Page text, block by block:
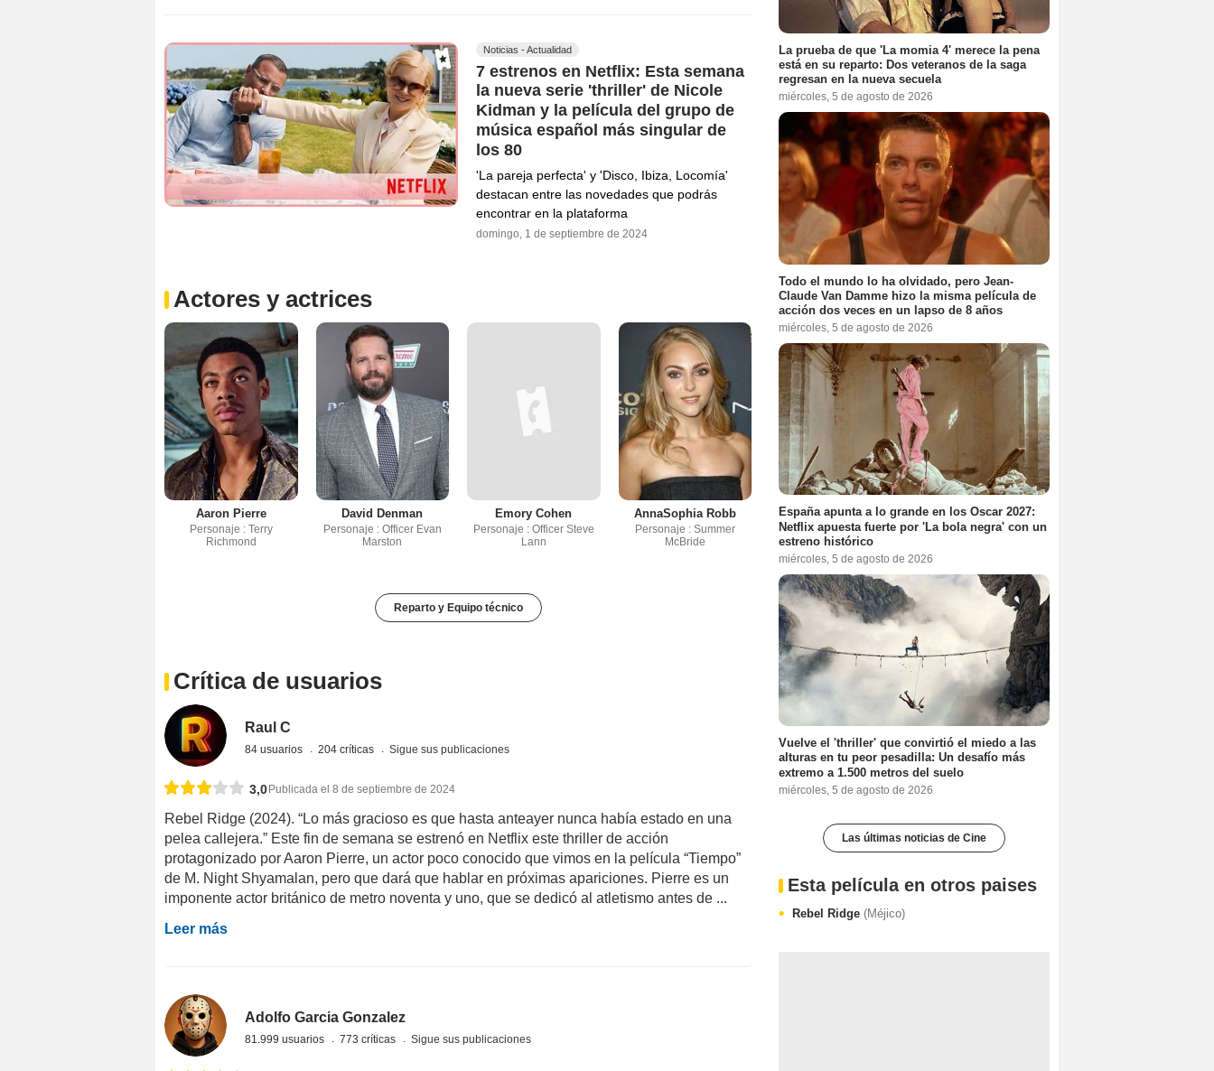
Noticias - Actualidad
7 estrenos en Netflix: Esta semana
la nueva serie 'thriller' de Nicole
Kidman y la película del grupo de
música español más singular de
los 80
'La pareja perfecta' y 'Disco, Ibiza, Locomía'
destacan entre las novedades que podrás
encontrar en la plataforma
domingo, 1 de septiembre de 2024
Actores y actrices
Aaron Pierre
Personaje : Terry
Richmond
David Denman
Personaje : Officer Evan
Marston
Emory Cohen
Personaje : Officer Steve
Lann
AnnaSophia Robb
Personaje : Summer
McBride
Reparto y Equipo técnico
Crítica de usuarios
Raul C
84 usuarios 204 críticas Sigue sus publicaciones
3,0 Publicada el 8 de septiembre de 2024
Rebel Ridge (2024). “Lo más gracioso es que hasta anteayer nunca había estado en una
pelea callejera.” Este fin de semana se estrenó en Netflix este thriller de acción
protagonizado por Aaron Pierre, un actor poco conocido que vimos en la película “Tiempo”
de M. Night Shyamalan, pero que dará que hablar en próximas apariciones. Pierre es un
imponente actor británico de metro noventa y uno, que se dedicó al atletismo antes de ...
Leer más
Adolfo Garcia Gonzalez
81.999 usuarios 773 críticas Sigue sus publicaciones
La prueba de que 'La momia 4' merece la pena
está en su reparto: Dos veteranos de la saga
regresan en la nueva secuela
miércoles, 5 de agosto de 2026
Todo el mundo lo ha olvidado, pero Jean-
Claude Van Damme hizo la misma película de
acción dos veces en un lapso de 8 años
miércoles, 5 de agosto de 2026
España apunta a lo grande en los Oscar 2027:
Netflix apuesta fuerte por 'La bola negra' con un
estreno histórico
miércoles, 5 de agosto de 2026
Vuelve el 'thriller' que convirtió el miedo a las
alturas en tu peor pesadilla: Un desafío más
extremo a 1.500 metros del suelo
miércoles, 5 de agosto de 2026
Las últimas noticias de Cine
Esta película en otros paises
Rebel Ridge (Méjico)